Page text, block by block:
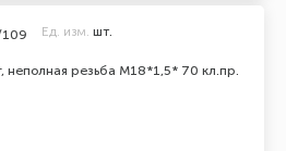
неполная резьба M18*1,5* 70 кл.пр.
Ед. изм. шт.